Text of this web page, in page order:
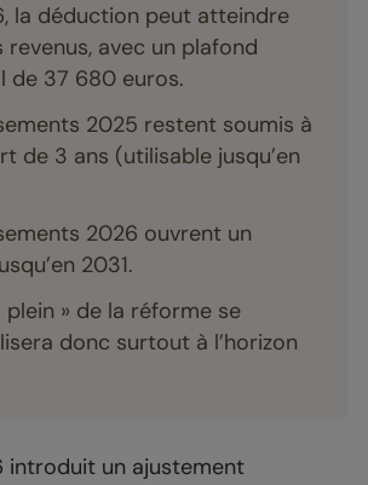
la déduction peut atteindre
revenus, avec un plafond
de 37 680 euros.
2025 restent soumis à
de 3 ans (utilisable jusqu’en
2026 ouvrent un
2031.
plein » de la réforme se
donc surtout à l’horizon
introduit un ajustement